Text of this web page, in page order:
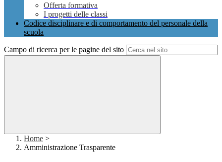
Offerta formativa
I progetti delle classi
Codice disciplinare e di comportamento del personale della
scuola
Campo di ricerca per le pagine del sito
Home >
Amministrazione Trasparente